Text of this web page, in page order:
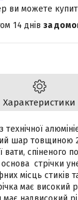
ви можете
14 днів за
Характеристики
технічної
шар товщиною
вати, спіненого
стрічки
місць стиків
має високий